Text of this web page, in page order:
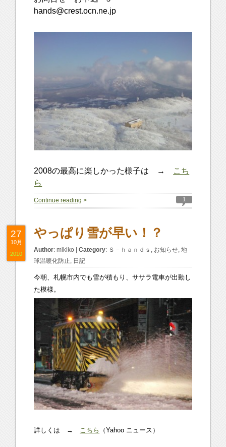
hands@crest.ocn.ne.jp
2008の最高に楽しかった様子は →
こち
ら
Continue reading > 1
やっぱり雪が早い！？
Author:mikiko |Category: Ｓ－ｈａｎｄｓ , お知らせ,地
球温暖化防止, 日記
今朝、札幌市内でも雪が積もり、ササラ電車が出動し
た模様。
詳しくは → こちら （Yahoo ニュース）
27
10月
2010